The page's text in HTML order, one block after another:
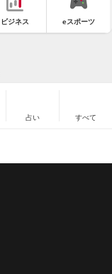
ビジネス eスポーツ
占い すべて